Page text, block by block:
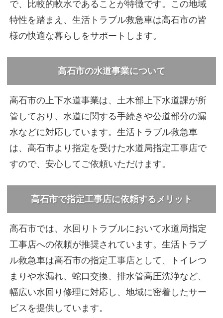
で、比較的軟水であることが特徴です。この地域
特性を踏まえ、生活トラブル救急車は高石市の皆
様の快適な暮らしをサポートします。
高石市の水道事業について
高石市の上下水道事業は、土木部上下水道課が所
管しており、水道に関する手続きや公道部分の漏
水などに対応しています。生活トラブル救急車
は、高石市より指定を受けた水道局指定工事店で
すので、安心してご依頼いただけます。
高石市で指定工事店に依頼するメリット
高石市では、水回りトラブルにおいて水道局指定
工事店への依頼が推奨されています。生活トラブ
ル救急車は高石市の指定工事店として、トイレつ
まりや水漏れ、蛇口交換、排水管高圧洗浄など、
幅広い水回り修理に対応し、地域に密着したサー
ビスを提供しています。